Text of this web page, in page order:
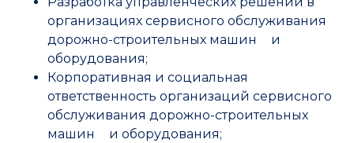
организациях сервисного обслуживания
дорожно-строительных машин и
оборудования;
Корпоративная и социальная
ответственность организаций сервисного
обслуживания дорожно-строительных
машин и оборудования;